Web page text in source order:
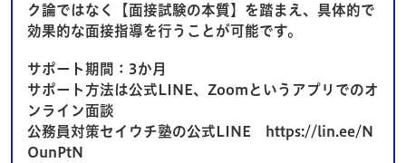
ク論ではなく【面接試験の本質】を踏まえ、具体的で
効果的な面接指導を行うことが可能です。
サポート期間：3か月
サポート方法は公式LINE、Zoomというアプリでのオ
ンライン面談
公務員対策セイウチ塾の公式LINE https://lin.ee/N
OunPtN